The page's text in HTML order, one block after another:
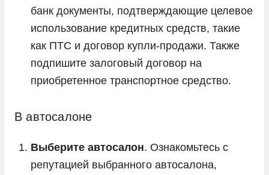
банк документы, подтверждающие целевое
использование кредитных средств, такие
как ПТС и договор купли-продажи. Также
подпишите залоговый договор на
приобретенное транспортное средство.
В автосалоне
Выберите автосалон. Ознакомьтесь с
репутацией выбранного автосалона,